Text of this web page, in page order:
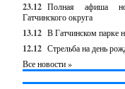
23.12 Полная афиша
Гатчинского округа
13.12 В Гатчинском парке
12.12 Стрельба на день
Все новости »